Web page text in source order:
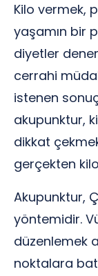
Kilo vermek,
yaşamın bir
diyetler
cerrahi
istenen
akupunktur,
dikkat
gerçekten
Akupunktur,
yöntemidir.
düzenlemek
noktalara